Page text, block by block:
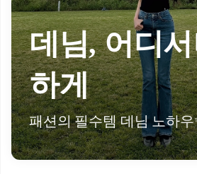
데님, 어디
하게
패션의 필수템 데님 노하우